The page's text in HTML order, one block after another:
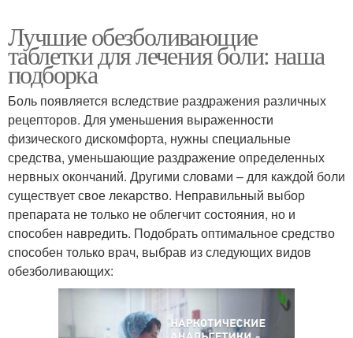
Лучшие обезболивающие
таблетки для лечения боли: наша
подборка
Боль появляется вследствие раздражения различных
рецепторов. Для уменьшения выраженности
физического дискомфорта, нужны специальные
средства, уменьшающие раздражение определенных
нервных окончаний. Другими словами – для каждой боли
существует свое лекарство. Неправильный выбор
препарата не только не облегчит состояния, но и
способен навредить. Подобрать оптимальное средство
способен только врач, выбрав из следующих видов
обезболивающих: